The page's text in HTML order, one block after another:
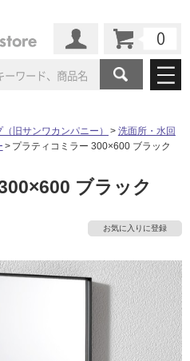
ゴリ
浴室（風呂・
バスルー
トイレ
エクステリア（外構）
フローリング・床材
インテリア・ 家具
例
法人案件納入事例
インタビュー
ーム
ショールーム
仙台ショールーム
ショールーム
札幌スマート
ショールー
ト
初めての方へ
工事会社紹介
Coziコンシ
旧サンワカンパニー）
洗面所・水回
プラティコミラー 300×600 ブラック
ブラック
お気に入りに登録